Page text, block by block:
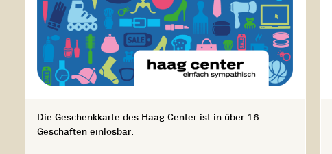
Die Geschenkkarte des Haag Center ist in über 16
Geschäften einlösbar.